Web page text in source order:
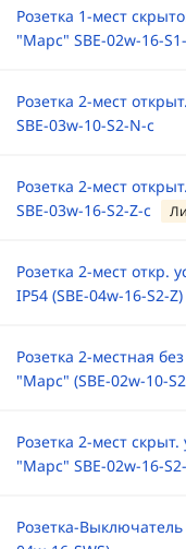
Розетка 1-мест
"Марс" SBE-02w-16-
Розетка 2-мест
SBE-03w-10-S2-N-c
Розетка 2-мест
SBE-03w-16-S2-Z-c
Розетка 2-мест
IP54 (SBE-04w-16-S2-Z)
Розетка 2-местная
"Марс" (SBE-02w-10-
Розетка 2-мест
"Марс" SBE-02w-16-
Розетка-